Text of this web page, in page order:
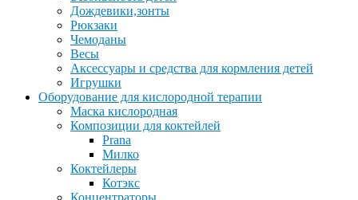
Дождевики,зонты
Рюкзаки
Чемоданы
Весы
Аксессуары и средства для кормления детей
Игрушки
Оборудование для кислородной терапии
Маска кислородная
Композиции для коктейлей
Prana
Милко
Коктейлеры
Котэкс
Концентраторы